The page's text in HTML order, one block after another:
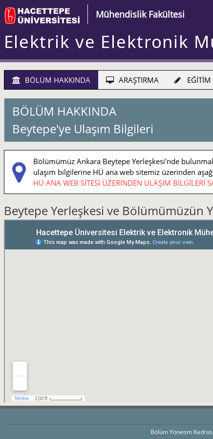
Mühendislik Fakültesi
Elektrik ve Elektronik
BÖLÜM HAKKINDA ARAŞTIRMA EĞİTİM
BÖLÜM HAKKINDA
Beytepe'ye Ulaşım Bilgileri
Bölümümüz Ankara Beytepe Yerleşkesi'nde
ulaşım bilgilerine HÜ ana web sitemiz üzerinden
HÜ ANA WEB SİTESİ ÜZERİNDEN ULAŞIM BİLGİLERİ
Beytepe Yerleşkesi ve Bölümümüzün
Bölüm Yönetim